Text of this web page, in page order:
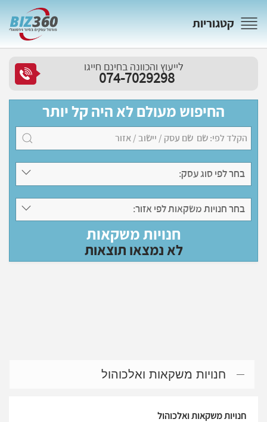
קטגוריות
לייעוץ והכוונה בחינם חייגו
074-7029298
החיפוש מעולם לא היה קל יותר
בחר לפי סוג עסק:
בחר חנויות משקאות לפי אזור:
חנויות משקאות
לא נמצאו תוצאות
חנויות משקאות ואלכוהול
חנויות משקאות ואלכוהול